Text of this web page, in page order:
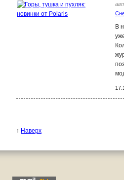
В
↑ Наверх